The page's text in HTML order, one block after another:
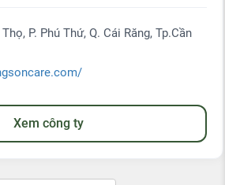
P. Phú Thứ, Q. Cái Răng, Tp.Cần
Xem công ty